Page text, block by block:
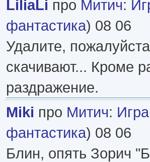
LiliaLi про Митич:
фантастика) 08 06
Удалите,
скачивают... Кроме
раздражение.
Miki про Митич:
фантастика) 08 06
Блин, опять Зорич